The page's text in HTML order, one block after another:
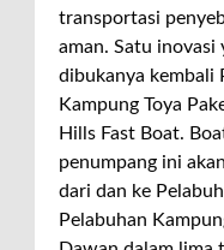
transportasi
aman. Satu inovasi
dibukanya kembali
Kampung Toya
Hills Fast Boat.
penumpang ini
dari dan ke
Pelabuhan